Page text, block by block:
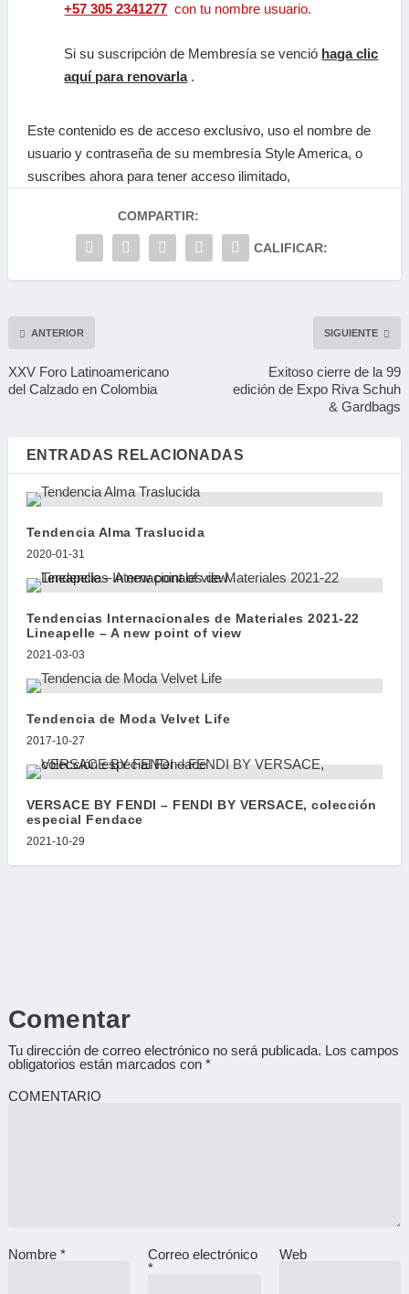
+57 305 2341277 con tu nombre usuario.
Si su suscripción de Membresía se venció haga clic
aquí para renovarla .
Este contenido es de acceso exclusivo, uso el nombre de
usuario y contraseña de su membresía Style America, o
suscribes ahora para tener acceso ilimitado,
COMPARTIR:
CALIFICAR:
ANTERIOR
XXV Foro Latinoamericano
del Calzado en Colombia
SIGUIENTE
Exitoso cierre de la 99
edición de Expo Riva Schuh
& Gardbags
ENTRADAS RELACIONADAS
Tendencia Alma Traslucida
2020-01-31
Tendencias Internacionales de Materiales 2021-22
Lineapelle – A new point of view
2021-03-03
Tendencia de Moda Velvet Life
2017-10-27
VERSACE BY FENDI – FENDI BY VERSACE, colección
especial Fendace
2021-10-29
Comentar
Tu dirección de correo electrónico no será publicada. Los campos
obligatorios están marcados con *
COMENTARIO
Nombre *
Correo electrónico
*
Web